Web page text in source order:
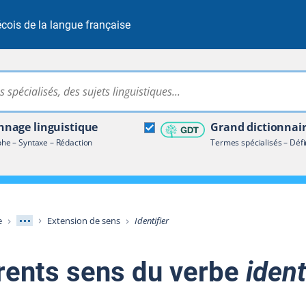
de la langue française
Rechercher dans tout le site
linguistique
– Syntaxe – Rédaction
Grand
Termes spécialisés –
terminologique
Afficher les niveaux intermédiaires
Extension de sens Identifier
sens du verbe